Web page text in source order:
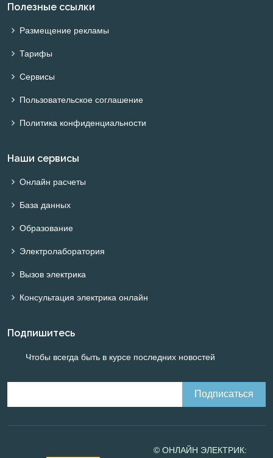
Полезные ссылки
Размещение рекламы
Тарифы
Сервисы
Пользовательское соглашение
Политика конфиденциальности
Наши сервисы
Онлайн расчеты
База данных
Образование
Электролаборатория
Вызов электрика
Консультация электрика онлайн
Подпишитесь
Чтобы всегда быть в курсе последних новостей
© ОНЛАЙН ЭЛЕКТРИК: